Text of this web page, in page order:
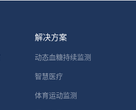
解决方案
动态血糖持续监测
智慧医疗
体育运动监测